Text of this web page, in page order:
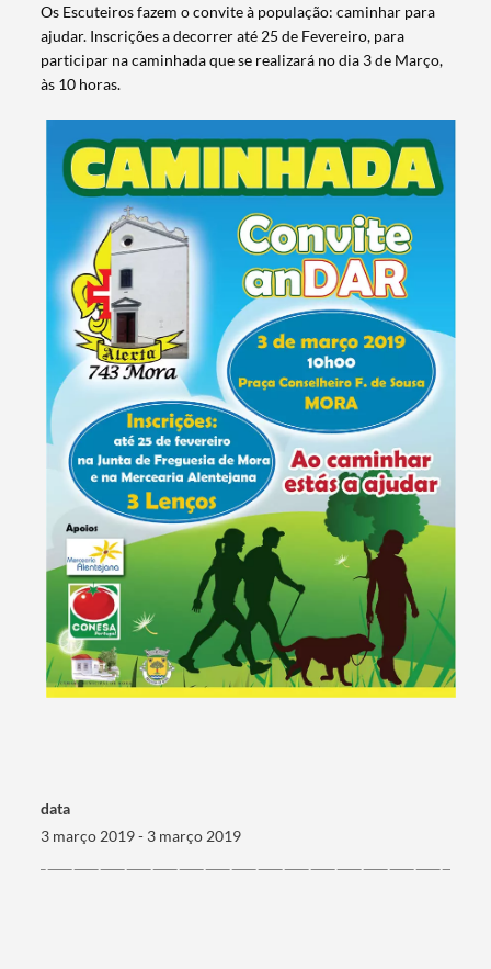
​​Os Escuteiros fazem o convite à população: caminhar para
ajudar. Inscrições a decorrer até 25 de Fevereiro, para
participar na caminhada que se realizará no dia 3 de Março,
às 10 horas.
data
3 março 2019 - 3 março 2019